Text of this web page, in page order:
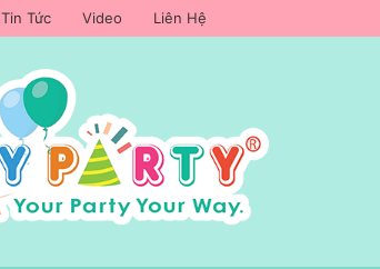
Tin Tức Video
Liên Hệ